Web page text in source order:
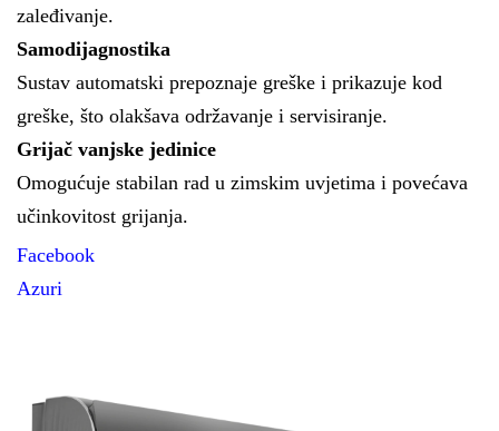
zaleđivanje.
Samodijagnostika
Sustav automatski prepoznaje greške i prikazuje kod
greške, što olakšava održavanje i servisiranje.
Grijač vanjske jedinice
Omogućuje stabilan rad u zimskim uvjetima i povećava
učinkovitost grijanja.
Facebook
Azuri